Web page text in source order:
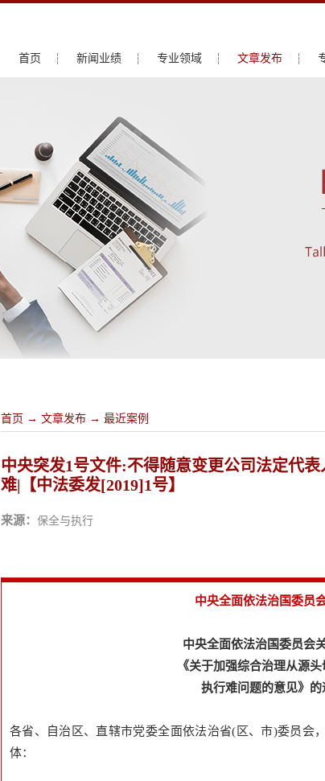
首页 新闻业绩 专业领域 文章发布
首页 → 文章发布 → 最近案例
中央突发1号文件:不得随意变更公司法定代
难|【中法委发[2019]1号】
来源： 保全与执行
中央全面依法治国委员
中央全面依法治国委员会
《关于加强综合治理从源
执行难问题的意见》的
各省、自治区、直辖市党委全面依法治省(区、市)委员会
体：